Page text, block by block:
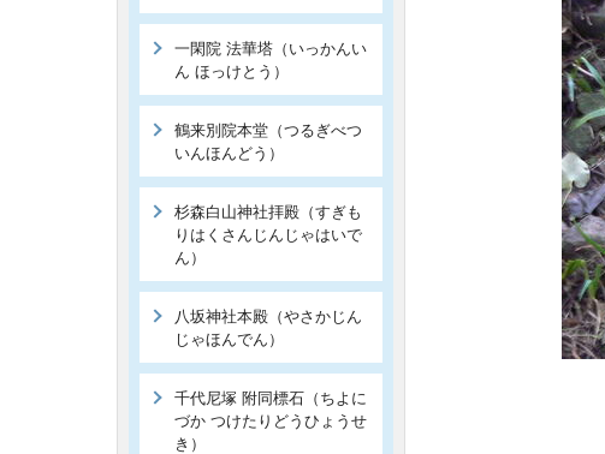
一閑院 法華塔（いっかんい
ん ほっけとう）
鶴来別院本堂（つるぎべつ
いんほんどう）
杉森白山神社拝殿（すぎも
りはくさんじんじゃはいで
ん）
八坂神社本殿（やさかじん
じゃほんでん）
千代尼塚 附同標石（ちよに
づか つけたりどうひょうせ
き）